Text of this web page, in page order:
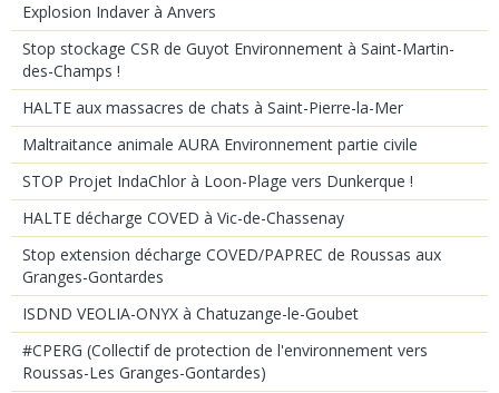
Explosion Indaver à Anvers
Stop stockage CSR de Guyot Environnement à Saint-Martin-
des-Champs !
HALTE aux massacres de chats à Saint-Pierre-la-Mer
Maltraitance animale AURA Environnement partie civile
STOP Projet IndaChlor à Loon-Plage vers Dunkerque !
HALTE décharge COVED à Vic-de-Chassenay
Stop extension décharge COVED/PAPREC de Roussas aux
Granges-Gontardes
ISDND VEOLIA-ONYX à Chatuzange-le-Goubet
#CPERG (Collectif de protection de l'environnement vers
Roussas-Les Granges-Gontardes)